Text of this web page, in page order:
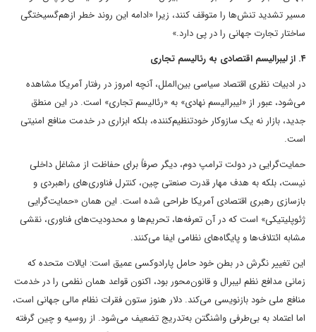
مسیر تشدید تنش‌ها را متوقف کنند، زیرا «ادامه این روند خطر ازهم‌گسیختگی
ساختار تجارت جهانی را در پی دارد.»
۴. از لیبرالیسم اقتصادی به رئالیسم تجاری
در ادبیات نظری اقتصاد سیاسی بین‌الملل، آنچه امروز در رفتار آمریکا مشاهده
می‌شود، عبور از «لیبرالیسم نهادی» به «رئالیسم تجاری» است. در این منطق
جدید، بازار نه یک سازوکار خودتنظیم‌کننده، بلکه ابزاری در خدمت منافع امنیتی
است.
حمایت‌گرایی در دولت ترامپ دوم، دیگر صرفاً برای حفاظت از مشاغل داخلی
نیست، بلکه به هدف مهار قدرت صنعتی چین، کنترل فناوری‌های راهبردی و
بازسازی رهبری اقتصادی آمریکا طراحی شده است. این همان «حمایت‌گرایی
ژئوپلیتیکی» است که در آن تعرفه‌ها، تحریم‌ها و محدودیت‌های فناوری، نقشی
مشابه ائتلاف‌ها و پایگاه‌های نظامی ایفا می‌کنند.
این تغییر نگرش در بطن خود حامل پارادوکسی عمیق است: ایالات متحده که
زمانی مدافع نظم لیبرال و قانون‌محور بود، اکنون قواعد همان نظمی را در خدمت
منافع ملی خود بازنویسی می‌کند. دلار هنوز ستون فقرات نظام مالی جهانی است،
اما اعتماد به بی‌طرفی واشنگتن به‌تدریج تضعیف می‌شود. از روسیه و چین گرفته